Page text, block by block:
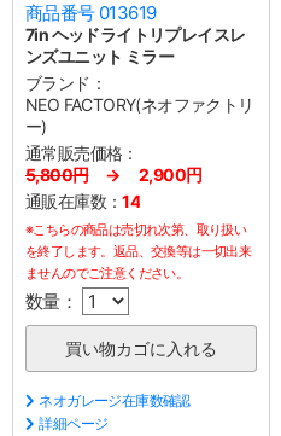
商品番号 013619
7in ヘッドライトリプレイスレ
ンズユニット ミラー
ブランド：
NEO FACTORY(ネオファクトリ
ー)
通常販売価格：
5,800円→ 2,900円
通販在庫数：14
※こちらの商品は売切れ次第、取り扱い
を終了します。返品、交換等は一切出来
ませんのでご注意ください。
数量：
ネオガレージ在庫数確認
詳細ページ